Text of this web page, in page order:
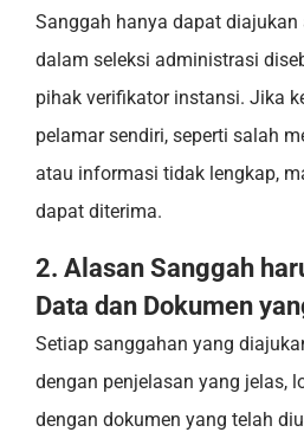
Sanggah hanya dapat
dalam seleksi administrasi
pihak verifikator instansi. Jika
pelamar sendiri, seperti salah
atau informasi tidak lengkap,
dapat diterima.
2. Alasan Sanggah
Data dan Dokumen
Setiap sanggahan yang
dengan penjelasan yang jelas,
dengan dokumen yang telah